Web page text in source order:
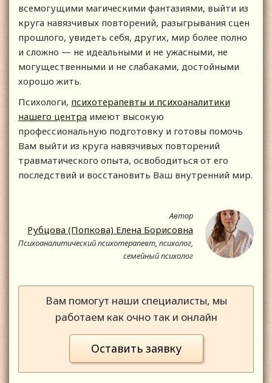
всемогущими магическими фантазиями, выйти из
круга навязчивых повторений, разыгрывания сцен
прошлого, увидеть себя, других, мир более полно
и сложно — не идеальными и не ужасными, не
могущественными и не слабаками, достойными
хорошо жить.
Психологи, психотерапевты и психоаналитики
нашего центра имеют высокую
профессиональную подготовку и готовы помочь
Вам выйти из круга навязчивых повторений
травматического опыта, освободиться от его
последствий и восстановить Ваш внутренний мир.
Автор
Рубцова (Попкова) Елена Борисовна
Психоаналитический психотерапевт, психолог,
семейный психолог
Вам помогут наши специалисты, мы
работаем как очно так и онлайн
Оставить заявку